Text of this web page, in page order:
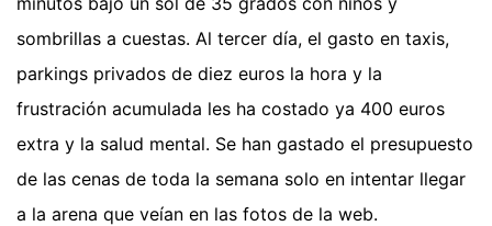
sombrillas a cuestas. Al tercer día, el gasto en taxis,
parkings privados de diez euros la hora y la
frustración acumulada les ha costado ya 400 euros
extra y la salud mental. Se han gastado el presupuesto
de las cenas de toda la semana solo en intentar llegar
a la arena que veían en las fotos de la web.